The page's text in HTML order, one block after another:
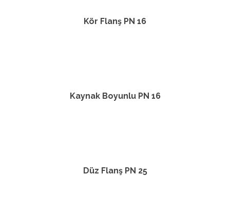
Kör Flanş PN 16
Kaynak Boyunlu PN 16
Düz Flanş PN 25